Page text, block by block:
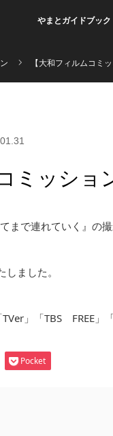
やまとガイドブック
【大和フィルムコミ
ミッショ
まで連れていく』の
ました。
」「TBS FREE」
Pocket